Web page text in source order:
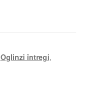
Oglinzi întregi,